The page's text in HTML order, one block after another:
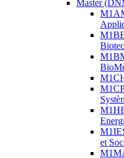
Master
et